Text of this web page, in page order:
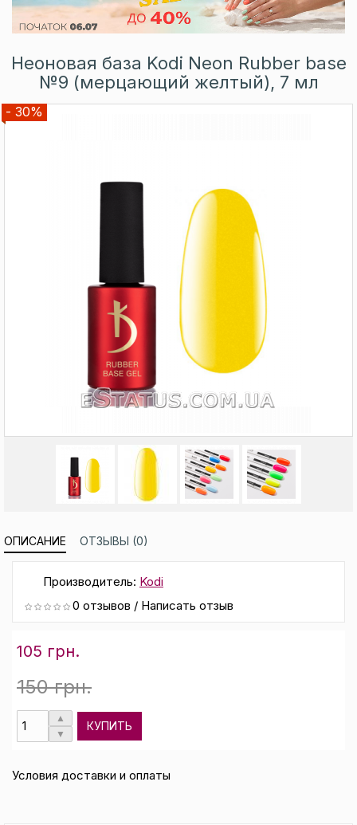
Неоновая база Kodi Neon Rubber base
№9 (мерцающий желтый), 7 мл
- 30%
ОПИСАНИЕ ОТЗЫВЫ (0)
Производитель: Kodi
0 отзывов / Написать отзыв
105 грн.
150 грн.
КУПИТЬ
Условия доставки и оплаты